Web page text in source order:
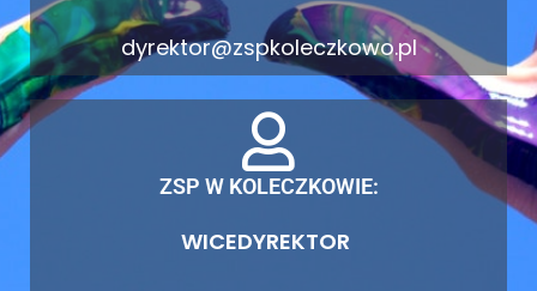
dyrektor@zspkoleczkowo.pl
ZSP W KOLECZKOWIE:
WICEDYREKTOR